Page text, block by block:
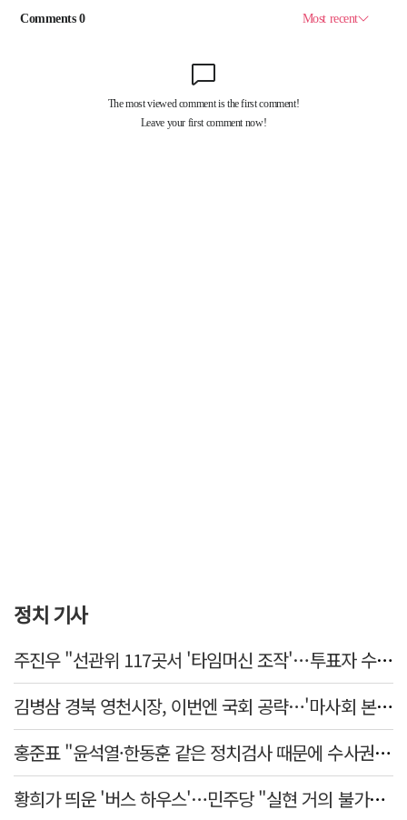
정치 기사
주진우 "선관위 117곳서 '타임머신 조작'…투표자 수 미리 입력"
김병삼 경북 영천시장, 이번엔 국회 공략…'마사회 본사 이전·광역교통망 확충' 요청
홍준표 "윤석열·한동훈 같은 정치검사 때문에 수사권마저 탈취 당해"
황희가 띄운 '버스 하우스'…민주당 "실현 거의 불가능, 해프닝으로 봐달라"